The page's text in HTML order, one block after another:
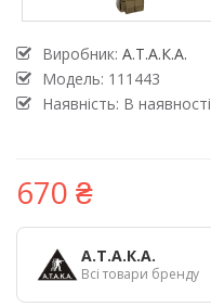
Виробник: А.Т.А.К.А.
Модель: 111443
Наявність: В наявності
670 ₴
А.Т.А.К.А.
Всі товари бренду